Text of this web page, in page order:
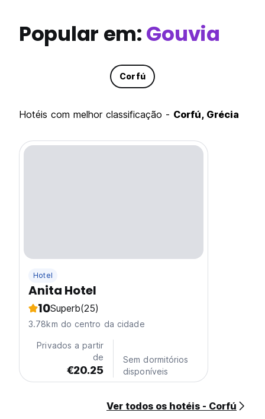
Popular em:Gouvia
Corfú
hotéis com melhor classificação - Corfú, Grécia
Hotel
Anita Hotel
10Superb(25)
3.78km do centro da cidade
Privados a partir
de
€20.25
Sem dormitórios
disponíveis
Ver todos os hotéis - Corfú